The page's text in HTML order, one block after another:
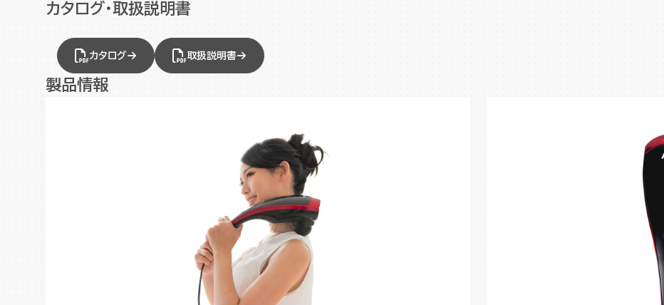
カタログ・取扱説明書
カタログ 取扱説明書
製品情報